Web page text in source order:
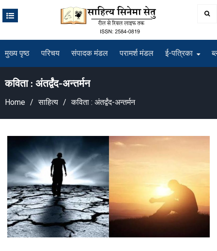
मुख्य पृष्ठ परिचय संपादक मंडल परामर्श मंडल ई-पत्रिका
कविता : अंतर्द्वंद-अन्तर्मन
Home साहित्य कविता : अंतर्द्वंद-अन्तर्मन